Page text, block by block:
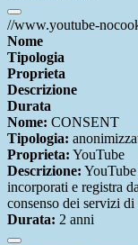
//www.youtube-
Nome
Tipologia
Proprieta
Descrizione
Durata
Nome: CONSENT
Tipologia:
Proprieta: YouTube
Descrizione:
incorporati e registra
consenso dei servizi
Durata: 2 anni